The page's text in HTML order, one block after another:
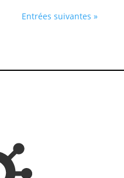
Entrées suivantes »